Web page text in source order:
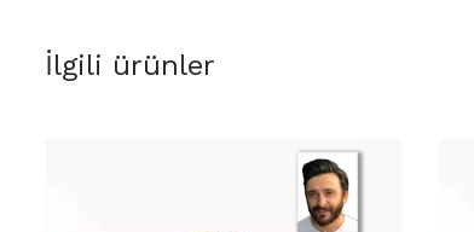
İlgili ürünler